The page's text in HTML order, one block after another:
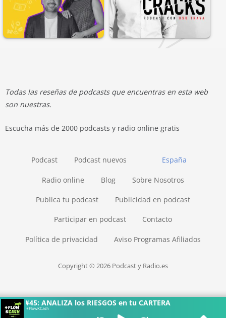
#45: ANALIZA los RIESGOS en tu CARTERA
+FlowKCash
Todas las reseñas de podcasts que encuentras en esta web
son nuestras.
Escucha más de 2000 podcasts y radio online gratis
España
Podcast Podcast nuevos
Radio online Blog Sobre Nosotros
Publica tu podcast Publicidad en podcast
Participar en podcast Contacto
Política de privacidad Aviso Programas Afiliados
Copyright © 2026 Podcast y Radio.es